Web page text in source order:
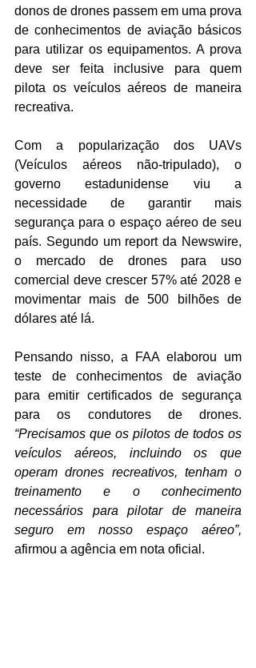
donos de drones passem em uma prova
de conhecimentos de aviação básicos
para utilizar os equipamentos. A prova
deve ser feita inclusive para quem
pilota os veículos aéreos de maneira
recreativa.
Com a popularização dos UAVs
(Veículos aéreos não-tripulado), o
governo estadunidense viu a
necessidade de garantir mais
segurança para o espaço aéreo de seu
país. Segundo um report da Newswire,
o mercado de drones para uso
comercial deve crescer 57% até 2028 e
movimentar mais de 500 bilhões de
dólares até lá.
Pensando nisso, a FAA elaborou um
teste de conhecimentos de aviação
para emitir certificados de segurança
“Precisamos que os pilotos de todos os
veículos aéreos, incluindo os que
operam drones recreativos, tenham o
treinamento e o conhecimento
necessários para pilotar de maneira
afirmou a agência em nota oficial.